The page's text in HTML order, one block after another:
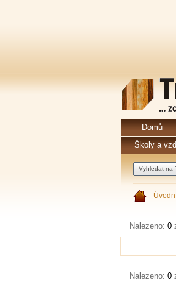
Domů
Školy a
Nalezeno: 0
Nalezeno: 0